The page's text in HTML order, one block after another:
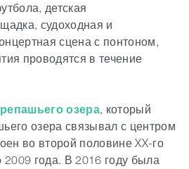
детская
судоходная и
сцена с понтоном,
проводятся в течение
озера, который
озера связывал с центром
во второй половине XX-го
2009 года. В 2016 году была